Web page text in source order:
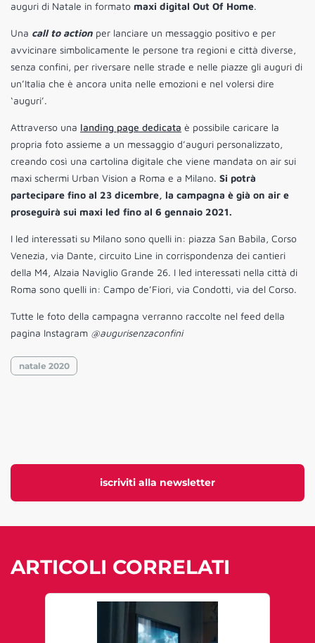
iscriviti alla newsletter
auguri di Natale in formato maxi digital Out Of Home.
Una call to action per lanciare un messaggio positivo e per
avvicinare simbolicamente le persone tra regioni e città diverse,
senza confini, per riversare nelle strade e nelle piazze gli auguri di
un’Italia che è ancora unita nelle emozioni e nel volersi dire
‘auguri’.
Attraverso una landing page dedicata è possibile caricare la
propria foto assieme a un messaggio d’auguri personalizzato,
creando così una cartolina digitale che viene mandata on air sui
maxi schermi Urban Vision a Roma e a Milano. Si potrà
partecipare fino al 23 dicembre, la campagna è già on air e
proseguirà sui maxi led fino al 6 gennaio 2021.
I led interessati su Milano sono quelli in: piazza San Babila, Corso
Venezia, via Dante, circuito Line in corrispondenza dei cantieri
della M4, Alzaia Naviglio Grande 26. I led interessati nella città di
Roma sono quelli in: Campo de’Fiori, via Condotti, via del Corso.
Tutte le foto della campagna verranno raccolte nel feed della
pagina Instagram @augurisenzaconfini
natale 2020
ARTICOLI CORRELATI